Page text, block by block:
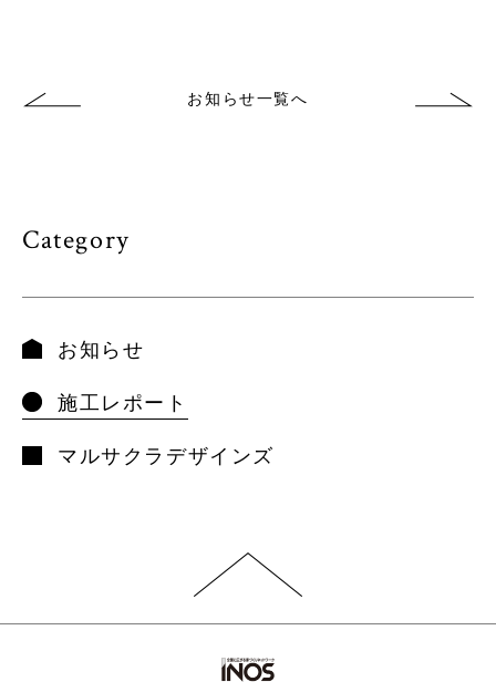
お知らせ一覧へ
Category
お知らせ
施工レポート
マルサクラデザインズ